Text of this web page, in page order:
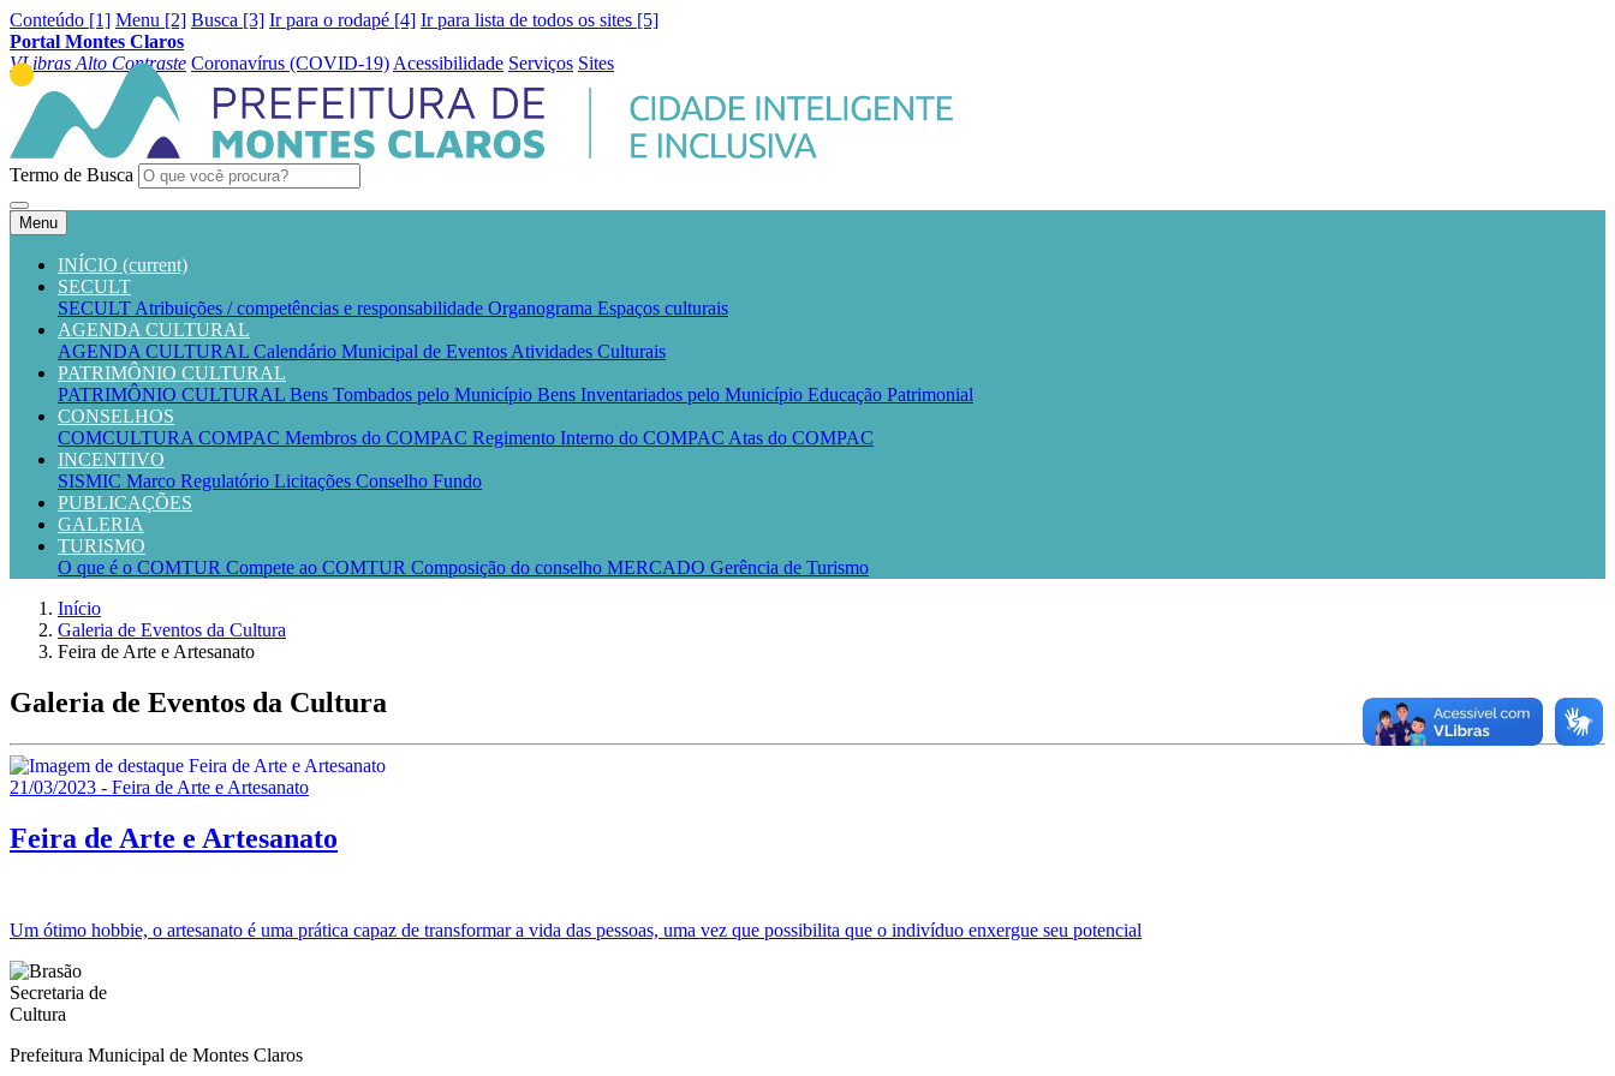
Conteúdo [1] Menu [2] Busca [3] Ir para o rodapé [4] Ir para lista de todos os sites [5]
Portal Montes Claros
VLibras Alto Contraste Coronavírus (COVID-19) Acessibilidade Serviços Sites
Termo de Busca
Menu
INÍCIO (current)
SECULT
SECULT Atribuições / competências e responsabilidade Organograma Espaços culturais
AGENDA CULTURAL
AGENDA CULTURAL Calendário Municipal de Eventos Atividades Culturais
PATRIMÔNIO CULTURAL
PATRIMÔNIO CULTURAL Bens Tombados pelo Município Bens Inventariados pelo Município Educação Patrimonial
CONSELHOS
COMCULTURA COMPAC Membros do COMPAC Regimento Interno do COMPAC Atas do COMPAC
INCENTIVO
SISMIC Marco Regulatório Licitações Conselho Fundo
PUBLICAÇÕES
GALERIA
TURISMO
O que é o COMTUR Compete ao COMTUR Composição do conselho MERCADO Gerência de Turismo
Início
Galeria de Eventos da Cultura
Feira de Arte e Artesanato
Galeria de Eventos da Cultura
21/03/2023 - Feira de Arte e Artesanato
Feira de Arte e Artesanato
Um ótimo hobbie, o artesanato é uma prática capaz de transformar a vida das pessoas, uma vez que possibilita que o indivíduo enxergue seu potencial
Prefeitura Municipal de Montes Claros